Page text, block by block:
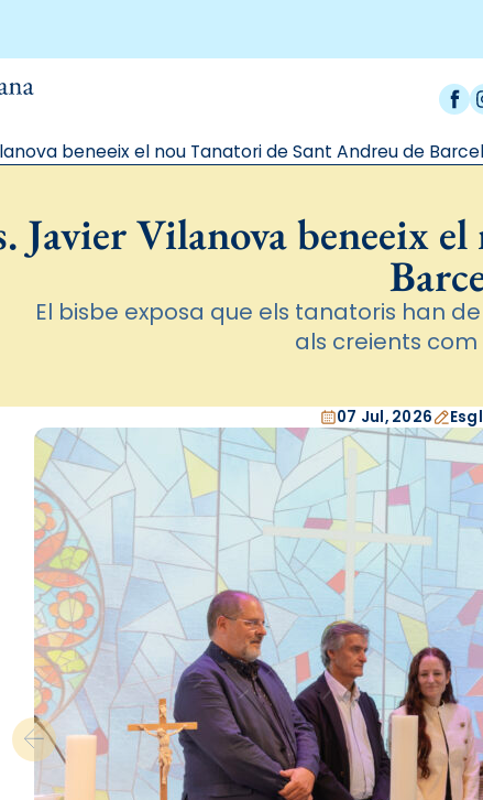
beneeix el nou Tanatori de Sant Andreu de
Javier Vilanova beneeix
El bisbe exposa que els tanatoris han
als creients com
07 Jul, 2026